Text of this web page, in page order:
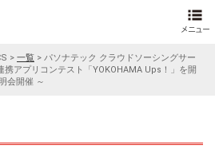
> 一覧 > パソナテック クラウドソーシングサー
アプリコンテスト「YOKOHAMA Ups！」を開
会開催 ～